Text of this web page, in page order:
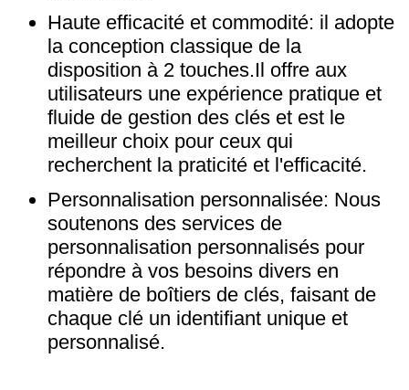
Haute efficacité et commodité: il adopte
la conception classique de la
disposition à 2 touches.Il offre aux
utilisateurs une expérience pratique et
fluide de gestion des clés et est le
meilleur choix pour ceux qui
recherchent la praticité et l'efficacité.
Personnalisation personnalisée: Nous
soutenons des services de
personnalisation personnalisés pour
répondre à vos besoins divers en
matière de boîtiers de clés, faisant de
chaque clé un identifiant unique et
personnalisé.